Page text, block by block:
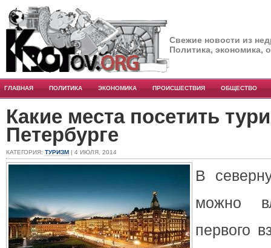
Свежие новости из
Политика, экономика,
ГЛАВНАЯ ПОЛИТИКА ЭКОНОМИКА ПРОИСШЕСТВИЯ ОБЩЕСТВО
Какие места посетить
Петербурге
КАТЕГОРИЯ: ТУРИЗМ | 4 ИЮЛЯ, 2014
В
можно
первого